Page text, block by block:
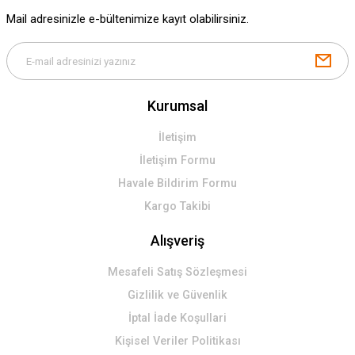
Gönder
Mail adresinizle e-bültenimize kayıt olabilirsiniz.
Kurumsal
İletişim
İletişim Formu
Havale Bildirim Formu
Kargo Takibi
Alışveriş
Mesafeli Satış Sözleşmesi
Gizlilik ve Güvenlik
İptal İade Koşullari
Kişisel Veriler Politikası